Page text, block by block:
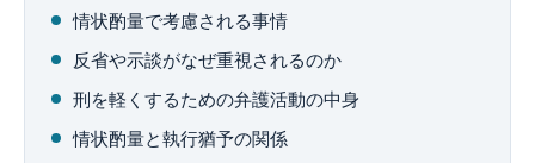
労働問題
企業法務
情状酌量で考慮される事情
反省や示談がなぜ重視されるのか
刑を軽くするための弁護活動の中身
情状酌量と執行猶予の関係